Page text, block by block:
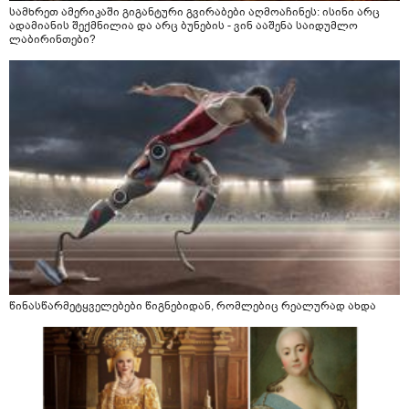
სამხრეთ ამერიკაში გიგანტური გვირაბები აღმოაჩინეს: ისინი არც
ადამიანის შექმნილია და არც ბუნების - ვინ ააშენა საიდუმლო
ლაბირინთები?
წინასწარმეტყველებები წიგნებიდან, რომლებიც რეალურად ახდა